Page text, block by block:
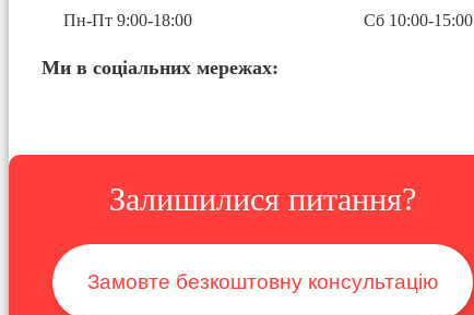
Пн-Пт 9:00-18:00 Сб 10:00-15:00
Ми в соціальних мережах:
Залишилися питання?
Замовте безкоштовну консультацію